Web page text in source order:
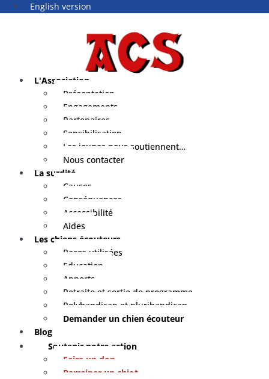
English version
L'Association
Présentation
Engagements
Partenaires
Sensibilisation
Les jeunes nous soutiennent…
Nous contacter
La surdité
Causes
Conséquences
Accessibilité
Aides
Les chiens écouteurs
Races utilisées
Education
Apports
Retraite et sortie de programme
Polyhandicap et plurihandicap
Demander un chien écouteur
Blog
Soutenir notre action
Faire un don
Parrainer un chiot